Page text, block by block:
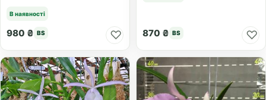
В наявності
980 ₴ BS ♡ 870 ₴ BS ♡